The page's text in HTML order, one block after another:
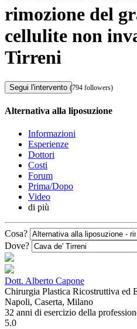
rimozione del
cellulite non
Tirreni
Segui l'intervento (794 followers)
Alternativa alla liposuzione
Informazioni
Esperienze
Dottori
Costi
Forum
Prima/Dopo
Video
di più
Cosa?
Dove?
Dott. Alberto Capone
Chirurgia Plastica Ricostruttiva ed
Napoli, Caserta, Milano
32 anni di esercizio della
5.0